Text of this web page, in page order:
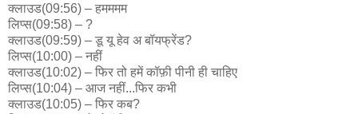
क्लाउड(09:56) – हमममम
लिप्स(09:58) – ?
क्लाउड(09:59) – डू यू हेव अ बॉयफ्रेंड?
लिप्स(10:00) – नहीं
क्लाउड(10:02) – फिर तो हमें कॉफ़ी पीनी ही चाहिए
लिप्स(10:04) – आज नहीं...फिर कभी
क्लाउड(10:05) – फिर कब?